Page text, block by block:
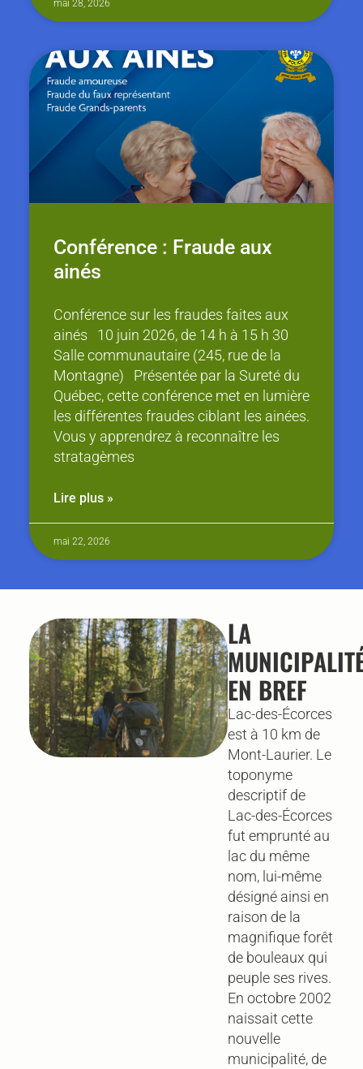
mai 28, 2026
Conférence : Fraude aux
ainés
Conférence sur les fraudes faites aux
ainés 10 juin 2026, de 14 h à 15 h 30
Salle communautaire (245, rue de la
Montagne) Présentée par la Sureté du
Québec, cette conférence met en lumière
les différentes fraudes ciblant les ainées.
Vous y apprendrez à reconnaître les
stratagèmes
Lire plus »
mai 22, 2026
LA
EN BREF
Lac-des-Écorces
est à 10 km de
Mont-Laurier. Le
toponyme
descriptif de
Lac-des-Écorces
fut emprunté au
lac du même
nom, lui-même
désigné ainsi en
raison de la
magnifique forêt
de bouleaux qui
peuple ses rives.
En octobre 2002
naissait cette
nouvelle
municipalité, de